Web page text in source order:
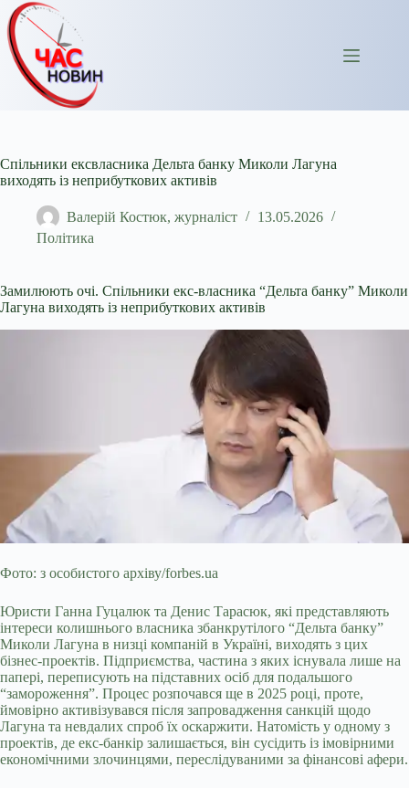
Перейти
до
вмісту
Спільники ексвласника Дельта банку Миколи Лагуна
виходять із неприбуткових активів
Валерій Костюк, журналіст
13.05.2026
Політика
Замилюють очі. Спільники екс-власника “Дельта банку” Миколи
Лагуна виходять із неприбуткових активів
Фото: з особистого архіву/forbes.ua
Юристи Ганна Гуцалюк та Денис Тарасюк, які представляють
інтереси колишнього власника збанкрутілого “Дельта банку”
Миколи Лагуна в низці компаній в Україні, виходять з цих
бізнес-проектів. Підприємства, частина з яких існувала лише на
папері, переписують на підставних осіб для подальшого
“замороження”. Процес розпочався ще в 2025 році, проте,
ймовірно активізувався після запровадження санкцій щодо
Лагуна та невдалих спроб їх оскаржити. Натомість у одному з
проектів, де екс-банкір залишається, він сусідить із імовірними
економічними злочинцями, переслідуваними за фінансові афери.